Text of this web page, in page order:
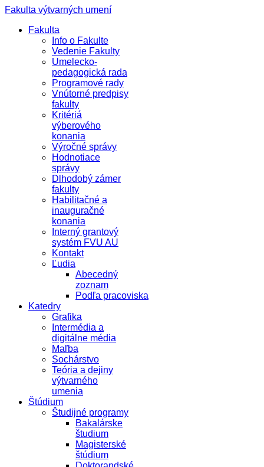
Fakulta výtvarných umení
Fakulta
Info o Fakulte
Vedenie Fakulty
Umelecko-
pedagogická rada
Programové rady
Vnútorné predpisy
fakulty
Kritériá
výberového
konania
Výročné správy
Hodnotiace
správy
Dlhodobý zámer
fakulty
Habilitačné a
inauguračné
konania
Interný grantový
systém FVU AU
Kontakt
Ľudia
Abecedný
zoznam
Podľa pracoviska
Katedry
Grafika
Intermédia a
digitálne média
Maľba
Sochárstvo
Teória a dejiny
výtvarného
umenia
Štúdium
Študijné programy
Bakalárske
študium
Magisterské
štúdium